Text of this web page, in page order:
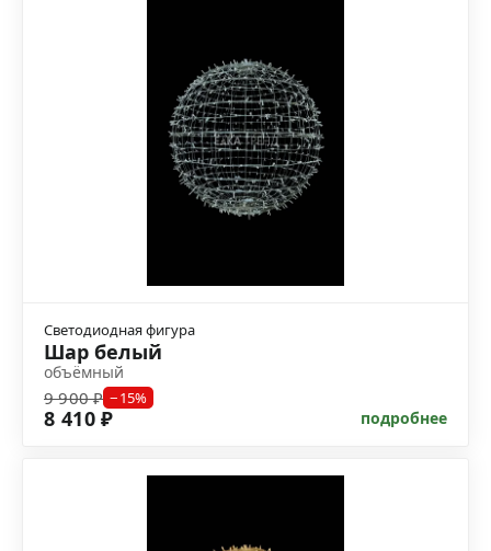
Светодиодная фигура
Шар белый
объёмный
9 900 ₽ −15%
8 410 ₽ подробнее